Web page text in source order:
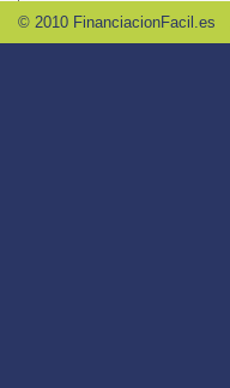
© 2010 FinanciacionFacil.es